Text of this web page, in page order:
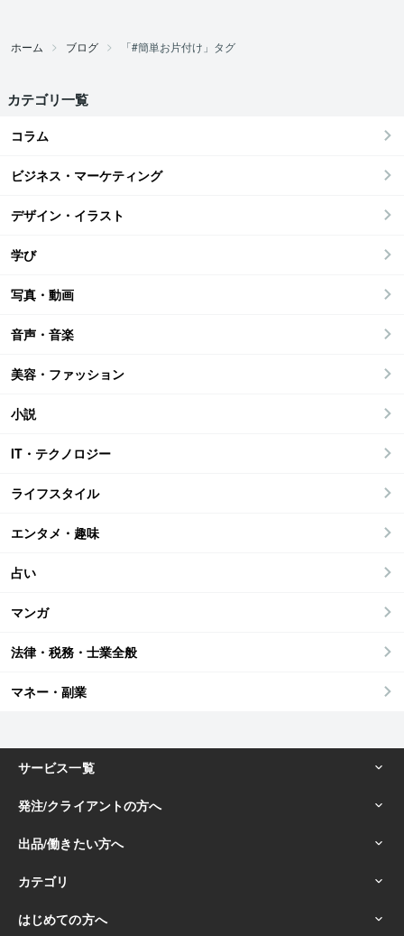
ホーム ブログ 「#簡単お片付け」タグ
カテゴリ一覧
コラム
ビジネス・マーケティング
デザイン・イラスト
学び
写真・動画
音声・音楽
美容・ファッション
小説
IT・テクノロジー
ライフスタイル
エンタメ・趣味
占い
マンガ
法律・税務・士業全般
マネー・副業